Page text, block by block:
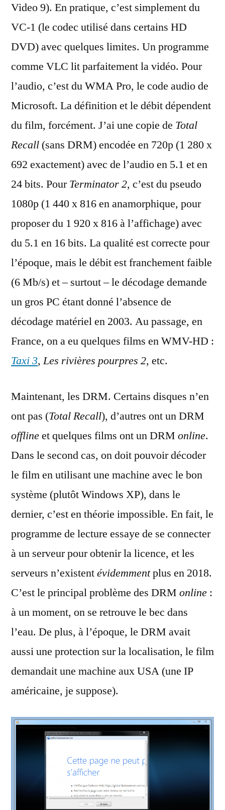
Video 9). En pratique, c’est simplement du
VC-1 (le codec utilisé dans certains HD
DVD) avec quelques limites. Un programme
comme VLC lit parfaitement la vidéo. Pour
l’audio, c’est du WMA Pro, le code audio de
Microsoft. La définition et le débit dépendent
du film, forcément. J’ai une copie de Total
Recall (sans DRM) encodée en 720p (1 280 x
692 exactement) avec de l’audio en 5.1 et en
24 bits. PourTerminator 2, c’est du pseudo
1080p (1 440 x 816 en anamorphique, pour
proposer du 1 920 x 816 à l’affichage) avec
du 5.1 en 16 bits. La qualité est correcte pour
l’époque, mais le débit est franchement faible
(6 Mb/s) et – surtout – le décodage demande
un gros PC étant donné l’absence de
décodage matériel en 2003. Au passage, en
France, on a eu quelques films en WMV-HD :
Taxi 3,Les rivières pourpres 2, etc.
Maintenant, les DRM. Certains disques n’en
ont pas (Total Recall), d’autres ont un DRM
offlineet quelques films ont un DRM online.
Dans le second cas, on doit pouvoir décoder
le film en utilisant une machine avec le bon
système (plutôt Windows XP), dans le
dernier, c’est en théorie impossible. En fait, le
programme de lecture essaye de se connecter
à un serveur pour obtenir la licence, et les
serveurs n’existentévidemmentplus en 2018.
C’est le principal problème des DRM online :
à un moment, on se retrouve le bec dans
l’eau. De plus, à l’époque, le DRM avait
aussi une protection sur la localisation, le film
demandait une machine aux USA (une IP
américaine, je suppose).